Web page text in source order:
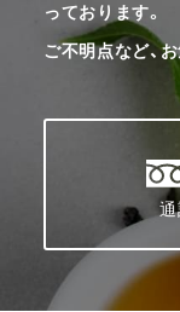
っております。
ご不明点など、